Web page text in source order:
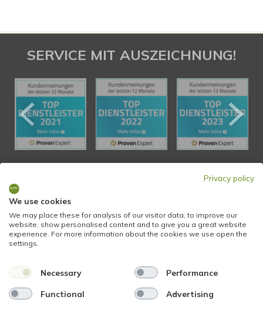
SERVICE MIT AUSZEICHNUNG!
KONTAKT
STADTBLICK Immobilien
Glockengasse 2
65199 Wiesbaden
Tel.:
+49 611 9742 872
Fax: +49 611 9742 896
Privacy policy
We use cookies
We may place these for analysis of our visitor data, to improve our
website, show personalised content and to give you a great website
experience. For more information about the cookies we use open the
settings.
Necessary Performance
Functional Advertising